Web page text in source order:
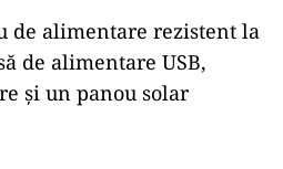
de alimentare rezistent la
de alimentare USB,
și un panou solar